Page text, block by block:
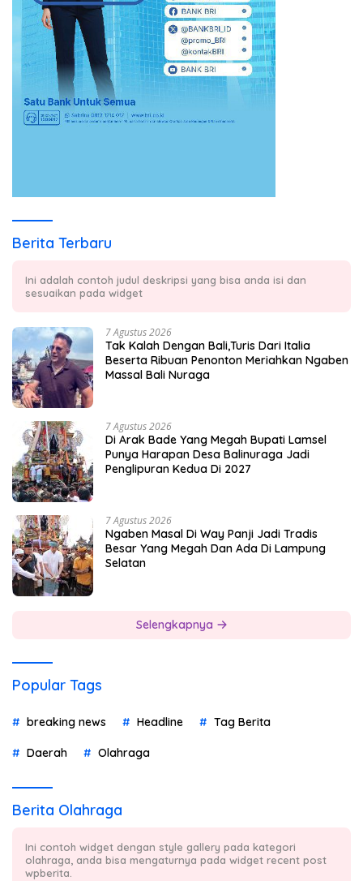
Berita Terbaru
Ini adalah contoh judul deskripsi yang bisa anda isi dan
sesuaikan pada widget
7 Agustus 2026
Tak Kalah Dengan Bali,Turis Dari Italia
Beserta Ribuan Penonton Meriahkan Ngaben
Massal Bali Nuraga
7 Agustus 2026
Di Arak Bade Yang Megah Bupati Lamsel
Punya Harapan Desa Balinuraga Jadi
Penglipuran Kedua Di 2027
7 Agustus 2026
Ngaben Masal Di Way Panji Jadi Tradis
Besar Yang Megah Dan Ada Di Lampung
Selatan
Selengkapnya
Popular Tags
breaking news Headline Tag Berita
Daerah Olahraga
Berita Olahraga
Ini contoh widget dengan style gallery pada kategori
olahraga, anda bisa mengaturnya pada widget recent post
wpberita.